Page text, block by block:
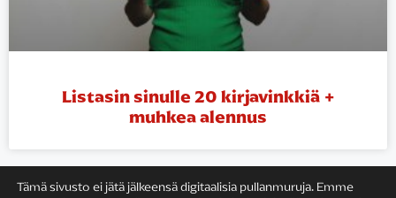
Listasin sinulle 20 kirjavinkkiä +
muhkea alennus
Tämä sivusto ei jätä jälkeensä digitaalisia pullanmuruja. Emme